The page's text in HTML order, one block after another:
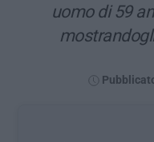
uomo di 59